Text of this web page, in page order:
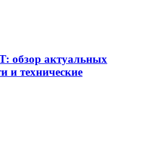
обзор актуальных
и технические